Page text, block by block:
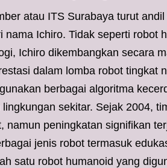
atau ITS Surabaya turut
nama Ichiro. Tidak seperti robot
Ichiro dikembangkan secara
dalam lomba robot tingkat
berbagai algoritma
sekitar. Sejak 2004,
namun peningkatan signifikan
jenis robot termasuk
satu robot humanoid yang